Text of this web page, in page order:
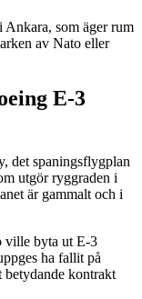
Ankara, som äger rum
av Nato eller
E-3
det spaningsflygplan
utgör ryggraden i
är gammalt och i
ville byta ut E-3
ha fallit på
betydande kontrakt